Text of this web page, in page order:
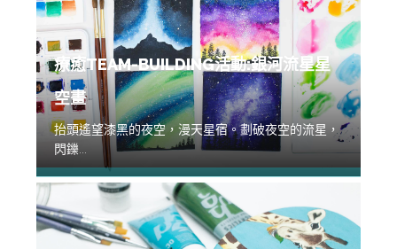
療癒TEAM-BUILDING活動:銀河流星星
空畫
抬頭遙望漆黑的夜空，漫天星宿。劃破夜空的流星，
閃鑠...